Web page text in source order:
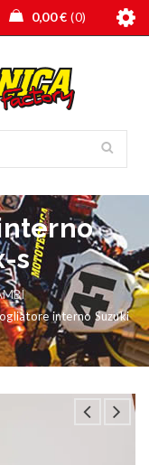
0,00€ 0
s
interno Suzuki